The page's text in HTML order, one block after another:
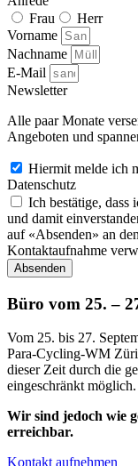
Frau
Herr
Vorname
Nachname
E-Mail
Newsletter
Alle paar Monate
Angeboten und
Hiermit melde ich
Datenschutz
Ich bestätige, dass
und damit
auf «Absenden» an
Kontaktaufnahme
Absenden
Büro vom 25. –
Vom 25. bis 27.
Para-Cycling-WM
dieser Zeit durch die
eingeschränkt möglich.
Wir sind jedoch wie
erreichbar.
Kontakt aufnehmen